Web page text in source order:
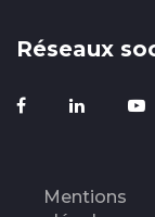
Réseaux
Mentions